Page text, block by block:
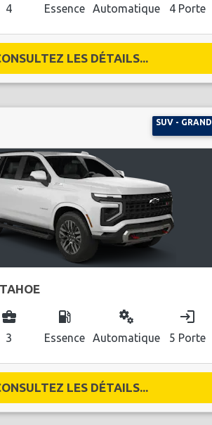
4 Essence Automatique 4 Porte
LES DÉTAILS...
SUV - GRAND
business_center
3
local_gas_station
Essence
miscellaneous_services
Automatique
login
5 Porte
LES DÉTAILS...